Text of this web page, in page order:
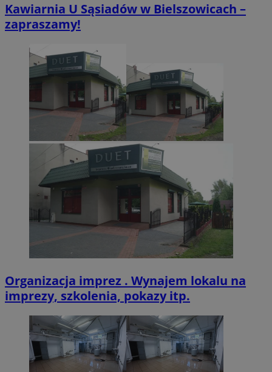
Kawiarnia U Sąsiadów w Bielszowicach –
zapraszamy!
Organizacja imprez . Wynajem lokalu na
imprezy, szkolenia, pokazy itp.